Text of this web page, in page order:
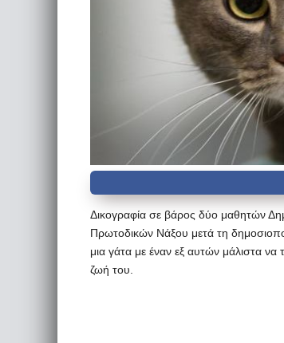
Δικογραφία σε βάρος δύο μαθητών
Πρωτοδικών Νάξου μετά τη
μια γάτα με έναν εξ αυτών μάλιστα
ζωή του.